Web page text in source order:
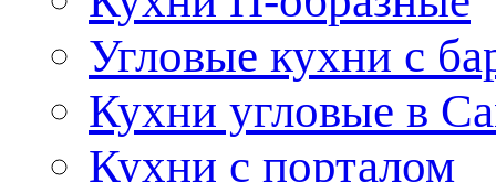
Угловые кухни с
Кухни угловые в
Кухни с порталом